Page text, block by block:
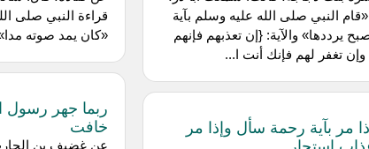
النبي صلى الله عليه وسلم بآية
يرددها» والآية: {إن تعذبهم فإنهم
تغفر لهم فإنك أنت ا...
مر بآية رحمة سأل وإذا مر
قراءة النبي صلى
«كان يمد صوته
ربما جهر رسول
خافت
عن غضيف بن